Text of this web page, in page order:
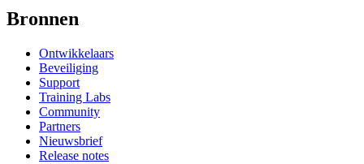
Bronnen
Ontwikkelaars
Beveiliging
Support
Training Labs
Community
Partners
Nieuwsbrief
Release notes